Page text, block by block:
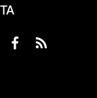
Facebook
RSS